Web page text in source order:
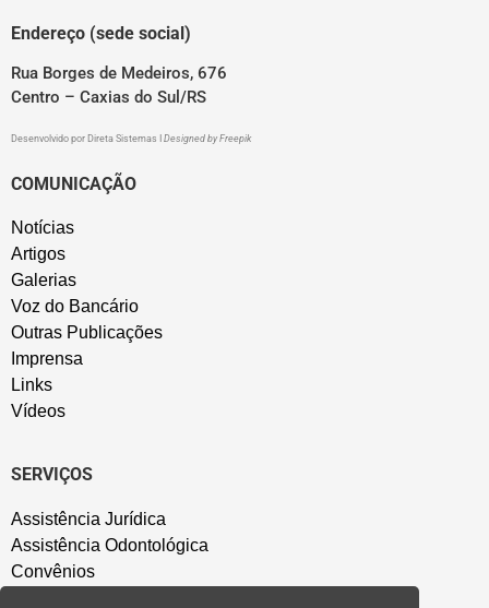
Endereço (sede social)
Rua Borges de Medeiros, 676
Centro – Caxias do Sul/RS
Desenvolvido por Direta Sistemas Designed by Freepik
COMUNICAÇÃO
Notícias
Artigos
Galerias
Voz do Bancário
Outras Publicações
Imprensa
Links
Vídeos
SERVIÇOS
Assistência Jurídica
Assistência Odontológica
Convênios